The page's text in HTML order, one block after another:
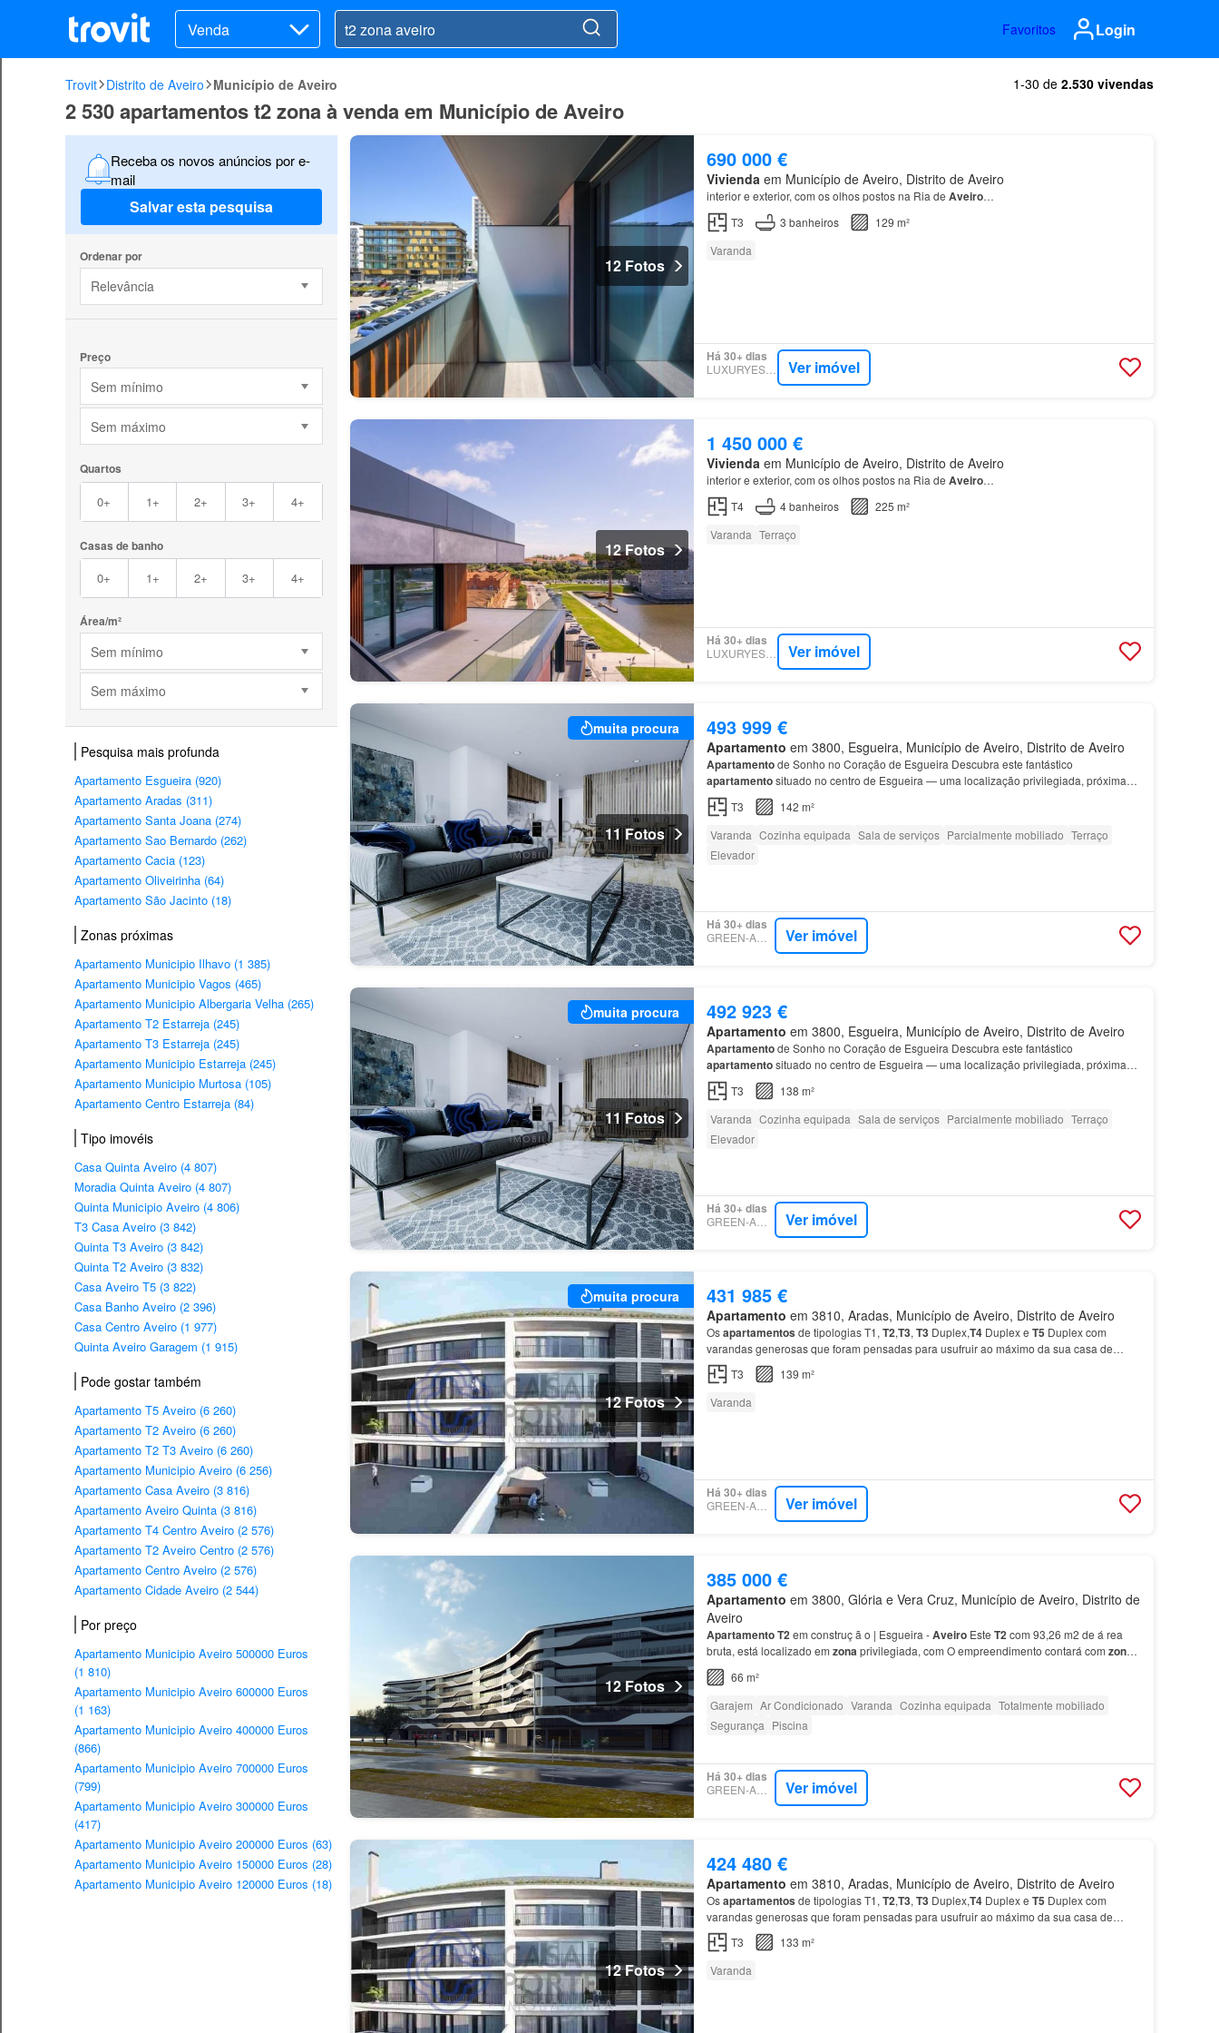
Venda Favoritos Login
Trovit Distrito de Aveiro Município de Aveiro 1-30 de 2.530 vivendas
2 530 apartamentos t2 zona à venda em Município de Aveiro
Receba os novos anúncios por e-
mail
Salvar esta pesquisa
Ordenar por
Relevância
Preço
Sem mínimo
Sem máximo
Quartos
0+ 1+ 2+ 3+ 4+
Casas de banho
0+ 1+ 2+ 3+ 4+
Área/m²
Sem mínimo
Sem máximo
Pesquisa mais profunda
Apartamento Esgueira (920)
Apartamento Aradas (311)
Apartamento Santa Joana (274)
Apartamento Sao Bernardo (262)
Apartamento Cacia (123)
Apartamento Oliveirinha (64)
Apartamento São Jacinto (18)
Zonas próximas
Apartamento Municipio Ilhavo (1 385)
Apartamento Municipio Vagos (465)
Apartamento Municipio Albergaria Velha (265)
Apartamento T2 Estarreja (245)
Apartamento T3 Estarreja (245)
Apartamento Municipio Estarreja (245)
Apartamento Municipio Murtosa (105)
Apartamento Centro Estarreja (84)
Tipo imovéis
Casa Quinta Aveiro (4 807)
Moradia Quinta Aveiro (4 807)
Quinta Municipio Aveiro (4 806)
T3 Casa Aveiro (3 842)
Quinta T3 Aveiro (3 842)
Quinta T2 Aveiro (3 832)
Casa Aveiro T5 (3 822)
Casa Banho Aveiro (2 396)
Casa Centro Aveiro (1 977)
Quinta Aveiro Garagem (1 915)
Pode gostar também
Apartamento T5 Aveiro (6 260)
Apartamento T2 Aveiro (6 260)
Apartamento T2 T3 Aveiro (6 260)
Apartamento Municipio Aveiro (6 256)
Apartamento Casa Aveiro (3 816)
Apartamento Aveiro Quinta (3 816)
Apartamento T4 Centro Aveiro (2 576)
Apartamento T2 Aveiro Centro (2 576)
Apartamento Centro Aveiro (2 576)
Apartamento Cidade Aveiro (2 544)
Por preço
Apartamento Municipio Aveiro 500000 Euros
(1 810)
Apartamento Municipio Aveiro 600000 Euros
(1 163)
Apartamento Municipio Aveiro 400000 Euros
(866)
Apartamento Municipio Aveiro 700000 Euros
(799)
Apartamento Municipio Aveiro 300000 Euros
(417)
Apartamento Municipio Aveiro 200000 Euros (63)
Apartamento Municipio Aveiro 150000 Euros (28)
Apartamento Municipio Aveiro 120000 Euros (18)
12 Fotos
690 000 €
Viviendaem Município de Aveiro, Distrito de Aveiro
interior e exterior, com os olhos postos na Ria de Aveiro…
T3
3 banheiros
129 m²
Varanda
Há 30+ dias
LUXURYESTATE Ver imóvel
12 Fotos
1 450 000 €
Vivienda em Município de Aveiro, Distrito de Aveiro
interior e exterior, com os olhos postos na Ria de Aveiro…
T4
4banheiros
225 m²
Varanda Terraço
Há 30+ dias
LUXURYESTATE Ver imóvel
muita procura
11 Fotos
493 999 €
Apartamento em 3800, Esgueira, Município de Aveiro, Distrito de Aveiro
Apartamentode Sonho no Coração de Esgueira Descubra este fantástico
apartamentosituado no centro de Esgueira — uma localização privilegiada, próxima
garantindo luminosidade e sensação de amplitude Cozinha totalmente equipad…
T3
142 m²
Varanda Cozinha equipada Sala de serviços Parcialmente mobiliado Terraço
Elevador
Há 30+ dias
GREEN-ACRES Ver imóvel
muita procura
11 Fotos
492 923 €
Apartamento em 3800, Esgueira, Município de Aveiro, Distrito de Aveiro
Apartamentode Sonho no Coração de Esgueira Descubra este fantástico
apartamentosituado no centro de Esgueira — uma localização privilegiada, próxima
garantindo luminosidade e sensação de amplitude Cozinha totalmente equipad…
T3
138 m²
Varanda Cozinha equipada Sala de serviços Parcialmente mobiliado Terraço
Elevador
Há 30+ dias
GREEN-ACRES Ver imóvel
muita procura
12 Fotos
431 985 €
Apartamento em 3810, Aradas, Município de Aveiro, Distrito de Aveiro
Osapartamentos de tipologias T1, T2,T3, T3Duplex,T4Duplex e T5 Duplex com
varandas generosas que foram pensadas para usufruir ao máximo da sua casa de
sonho, neste edifício de linhas modernas com as melhores e mais atuais…
T3
139 m²
Varanda
Há 30+ dias
GREEN-ACRES Ver imóvel
12 Fotos
385 000 €
Apartamento em 3800, Glória e Vera Cruz, Município de Aveiro, Distrito de
Aveiro
ApartamentoT2em construç ã o | Esgueira -AveiroEste T2com 93,26 m2 de á rea
bruta, está localizado em zonaprivilegiada, com O empreendimento contará com zona
de lazer, giná sios e pis…
66 m²
Garajem Ar Condicionado Varanda Cozinha equipada Totalmente mobiliado
Segurança Piscina
Há 30+ dias
GREEN-ACRES Ver imóvel
12 Fotos
424 480 €
Apartamento em 3810, Aradas, Município de Aveiro, Distrito de Aveiro
Osapartamentos de tipologias T1, T2,T3, T3Duplex,T4Duplex e T5 Duplex com
varandas generosas que foram pensadas para usufruir ao máximo da sua casa de
sonho, neste edifício de linhas modernas com as melhores e mais atuais…
T3
133 m²
Varanda